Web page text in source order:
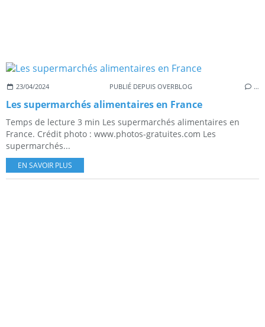
23/04/2024 PUBLIÉ DEPUIS OVERBLOG …
Les supermarchés alimentaires en France
Temps de lecture 3 min Les supermarchés alimentaires en
France. Crédit photo : www.photos-gratuites.com Les
supermarchés...
EN SAVOIR PLUS